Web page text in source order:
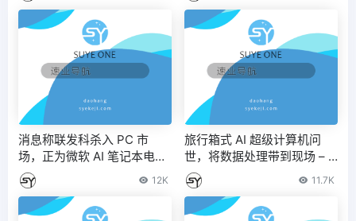
消息称联发科杀入 PC 市
场，正为微软 AI 笔记本电脑
设计 Arm 架构芯片
12K
旅行箱式 AI 超级计算机问
世，将数据处理带到现场 – I
T之家
11.7K